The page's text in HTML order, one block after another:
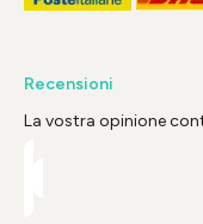
Recensioni
La vostra opinione